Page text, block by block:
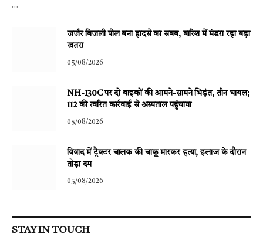
…
जर्जर बिजली पोल बना हादसे का सबब, बारिश में मंडरा रहा बड़ा
खतरा
05/08/2026
NH-130C पर दो बाइकों की आमने-सामने भिड़ंत, तीन घायल;
112 की त्वरित कार्रवाई से अस्पताल पहुंचाया
05/08/2026
विवाद में ट्रैक्टर चालक की चाकू मारकर हत्या, इलाज के दौरान
तोड़ा दम
05/08/2026
STAY IN TOUCH